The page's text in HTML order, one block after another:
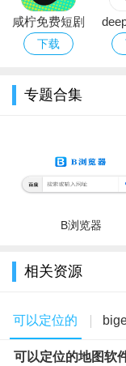
咸柠免费短剧
app免费版下
免费漫剧
下载
下
专题合集
B浏览器
相关资源
可以定位的
地图软件
可以定位的地图软